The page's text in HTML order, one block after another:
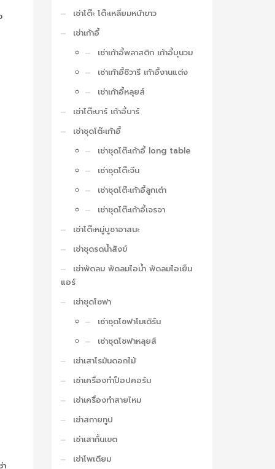
เช่าโต๊ะ โต๊ะเหลี่ยมหน้าขาว
เช่าเก้าอี้
เช่าเก้าอี้พลาสติก เก้าอี้บุนวม
เช่าเก้าอี้ชิวารี เก้าอี้งานแต่ง
เช่าเก้าอี้หลุยส์
เช่าโต๊ะบาร์ เก้าอี้บาร์
เช่าชุดโต๊ะเก้าอี้
เช่าชุดโต๊ะเก้าอี้ long table
เช่าชุดโต๊ะจีน
เช่าชุดโต๊ะเก้าอี้ลูกเต๋า
เช่าชุดโต๊ะเก้าอี้เจรจา
เช่าโต๊ะหมู่บูชาอาสนะ
เช่าชุดรดน้ำสังข์
เช่าพัดลม พัดลมไอน้ำ พัดลมไอเย็น
แอร์
เช่าชุดโซฟา
เช่าชุดโซฟาโมเดิร์น
เช่าชุดโซฟาหลุยส์
เช่าเสาโรมันดอกไม้
เช่าเครื่องทำป็อปคอร์น
เช่าเครื่องทำสายไหม
เช่าสกายทูป
เช่าเสากั้นเขต
เช่าโพเดียม